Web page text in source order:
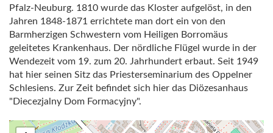
Pfalz-Neuburg. 1810 wurde das Kloster aufgelöst, in den
Jahren 1848-1871 errichtete man dort ein von den
Barmherzigen Schwestern vom Heiligen Borromäus
geleitetes Krankenhaus. Der nördliche Flügel wurde in der
Wendezeit vom 19. zum 20. Jahrhundert erbaut. Seit 1949
hat hier seinen Sitz das Priesterseminarium des Oppelner
Schlesiens. Zur Zeit befindet sich hier das Diözesanhaus
"Diecezjalny Dom Formacyjny".